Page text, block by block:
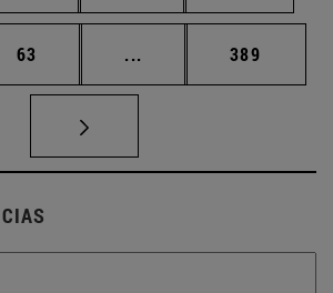
Página
63 ... Páginas intermedias
Página
389